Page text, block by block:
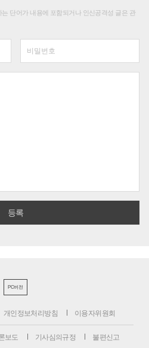
단어가 내용에 포함되거나 인신공격성 글은 관
PC버전
개인정보처리방침 이용자위원회
보도 기사심의규정 불편신고